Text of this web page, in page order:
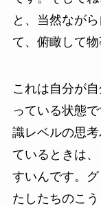
と、当然なが
て、俯瞰して
これは自分が
っている状態
識レベルの思
ているときは
すいんです。
たしたちのこ